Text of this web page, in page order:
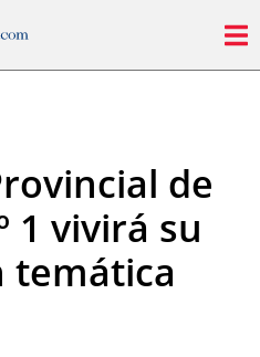
de
1 vivirá su
temática